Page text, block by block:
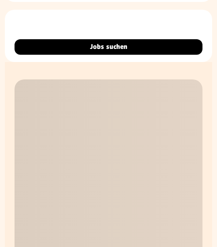
Jobs suchen